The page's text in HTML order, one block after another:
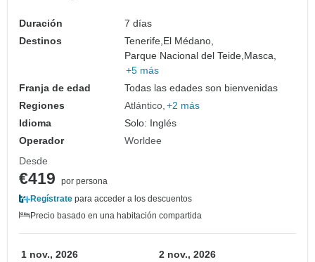
Duración
7 días
Destinos
Tenerife,El Médano,
Parque Nacional del Teide,Masca,
+5 más
Franja de edad
Todas las edades son bienvenidas
Regiones
Atlántico +2 más
Idioma
Solo: Inglés
Operador
Worldee
Desde
€419
por persona
Regístrate para acceder a los descuentos
Precio basado en una habitación compartida
1 nov., 2026 2 nov., 2026